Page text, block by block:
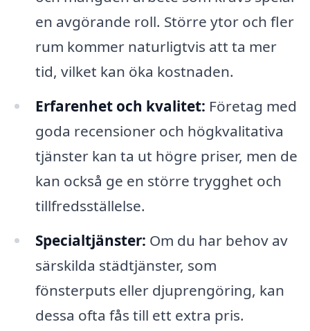
en avgörande roll. Större ytor och fler
rum kommer naturligtvis att ta mer
tid, vilket kan öka kostnaden.
Erfarenhet och kvalitet: Företag med
goda recensioner och högkvalitativa
tjänster kan ta ut högre priser, men de
kan också ge en större trygghet och
tillfredsställelse.
Specialtjänster: Om du har behov av
särskilda städtjänster, som
fönsterputs eller djuprengöring, kan
dessa ofta fås till ett extra pris.